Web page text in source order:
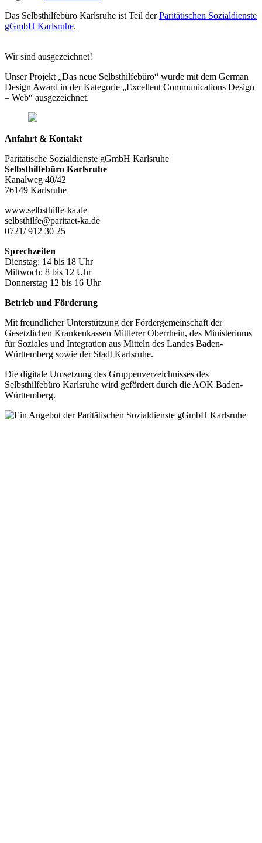
Das Selbsthilfebüro Karlsruhe ist Teil derParitätischen Sozialdienste
gGmbH Karlsruhe.
Wir sind ausgezeichnet!
Unser Projekt „Das neue Selbsthilfebüro“ wurde mit dem German
Design Award in der Kategorie „Excellent Communications Design
– Web“ ausgezeichnet.
Anfahrt & Kontakt
Paritätische Sozialdienste gGmbH Karlsruhe
Selbsthilfebüro Karlsruhe
Kanalweg 40/42
76149 Karlsruhe
www.selbsthilfe-ka.de
selbsthilfe@paritaet-ka.de
0721/ 912 30 25
Sprechzeiten
Dienstag: 14 bis 18 Uhr
Mittwoch: 8 bis 12 Uhr
Donnerstag 12 bis 16 Uhr
Betrieb und Förderung
Mit freundlicher Unterstützung der Fördergemeinschaft der
Gesetzlichen Krankenkassen Mittlerer Oberrhein, des Ministeriums
für Soziales und Integration aus Mitteln des Landes Baden-
Württemberg sowie der Stadt Karlsruhe.
Die digitale Umsetzung des Gruppen­verzeichnisses des
Selbsthilfebüro Karlsruhe wird gefördert durch die AOK Baden-
Württemberg.